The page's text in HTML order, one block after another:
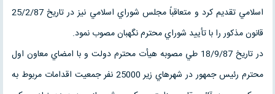
اسلامي تقديم كرد و متعاقباً مجلس شوراي اسلامي نيز در تاريخ 25/2/87
قانون مذكور را با تأييد شوراي محترم نگهبان مصوب نمود.
در تاريخ 18/9/87 طي مصوبه هيأت محترم دولت و با امضاي معاون اول
محترم رئيس جمهور در شهرهاي زير 25000 نفر جمعيت اقدامات مربوط به